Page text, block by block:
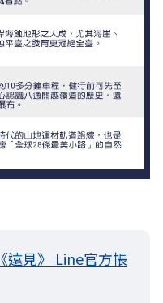
《遠見》 Line官方帳